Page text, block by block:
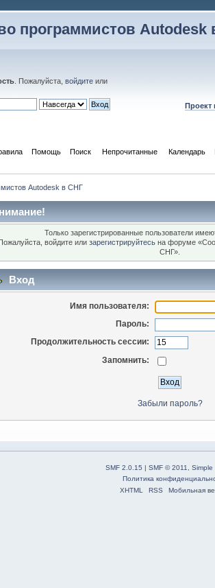
программистов Autodesk
. Пожалуйста, войдите или
Проект
Помощь Поиск Непрочитанные Календарь
Autodesk в СНГ
Только зарегистрированные пользователи
Пожалуйста, войдите или зарегистрируйтесь на форуме
СНГ».
Вход
Имя пользователя:
Пароль:
Продолжительность сессии:
Запомнить:
Забыли пароль?
SMF 2.0.15 | SMF © 2011
Simple
Политика
XHTML
RSS Мобильная